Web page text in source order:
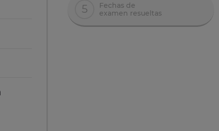
5
Fechas de
examen resueltas